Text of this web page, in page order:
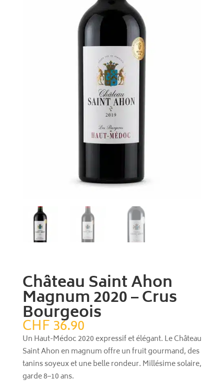
Château Saint Ahon
Magnum 2020 – Crus
Bourgeois
CHF36.90
Un Haut-Médoc 2020 expressif et élégant. Le Château
Saint Ahon en magnum offre un fruit gourmand, des
tanins soyeux et une belle rondeur. Millésime solaire,
garde 8–10 ans.